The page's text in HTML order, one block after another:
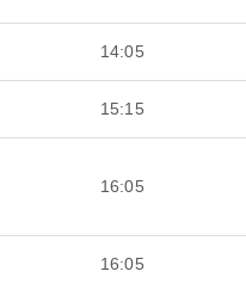
14:05
15:15
16:05
16:05